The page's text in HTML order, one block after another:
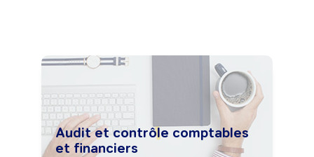
Audit et contrôle comptables
et financiers